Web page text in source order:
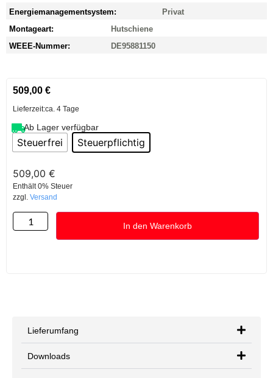
Energiemanagementsystem:
Privat
Montageart:
Hutschiene
WEEE-Nummer:
DE95881150
509,00 €
Lieferzeit:ca. 4 Tage
Ab Lager verfügbar
Steuerfrei Steuerpflichtig
509,00 €
Enthält 0% Steuer
zzgl. Versand
In den Warenkorb
Lieferumfang
Downloads